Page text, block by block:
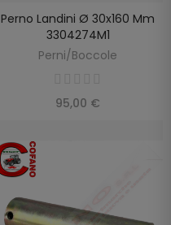
AGGIUNGI AL CARRELLO
Perno Landini Ø 30x160 Mm
3304274M1
Perni/Boccole
95,00 €